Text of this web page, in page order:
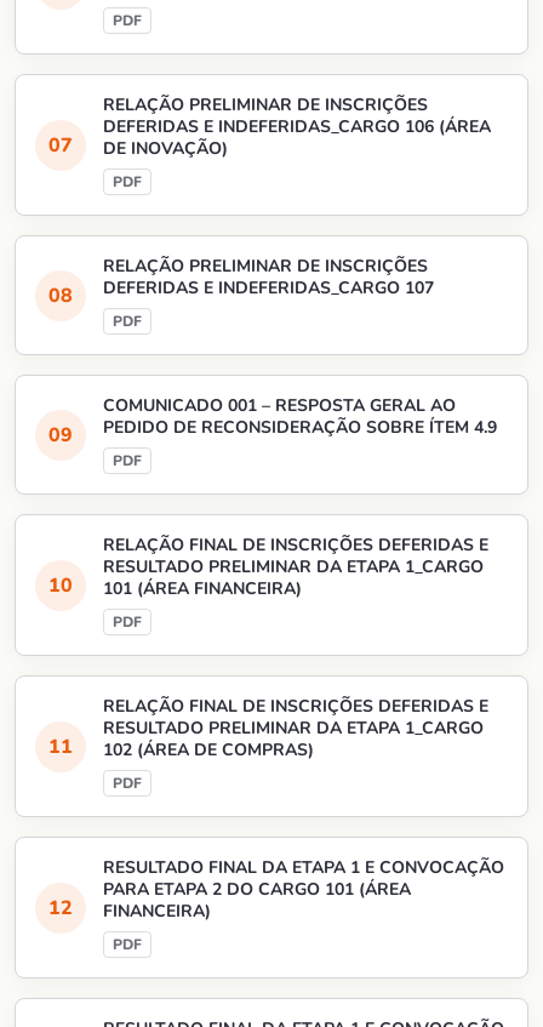
RELAÇÃO PRELIMINAR DE INSCRIÇÕES
DEFERIDAS E INDEFERIDAS_CARGO 106 (ÁREA
DE INOVAÇÃO)
RELAÇÃO PRELIMINAR DE INSCRIÇÕES
DEFERIDAS E INDEFERIDAS_CARGO 107
COMUNICADO 001 – RESPOSTA GERAL AO
PEDIDO DE RECONSIDERAÇÃO SOBRE ÍTEM 4.9
RELAÇÃO FINAL DE INSCRIÇÕES DEFERIDAS E
RESULTADO PRELIMINAR DA ETAPA 1_CARGO
101 (ÁREA FINANCEIRA)
RELAÇÃO FINAL DE INSCRIÇÕES DEFERIDAS E
RESULTADO PRELIMINAR DA ETAPA 1_CARGO
102 (ÁREA DE COMPRAS)
RESULTADO FINAL DA ETAPA 1 E CONVOCAÇÃO
PARA ETAPA 2 DO CARGO 101 (ÁREA
FINANCEIRA)